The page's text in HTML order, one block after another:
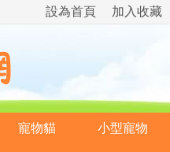
加入收藏
設為首頁
寵物貓 小型寵物